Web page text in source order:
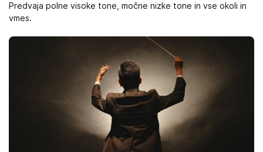
Predvaja polne visoke tone, močne nizke tone in vse okoli in
vmes.